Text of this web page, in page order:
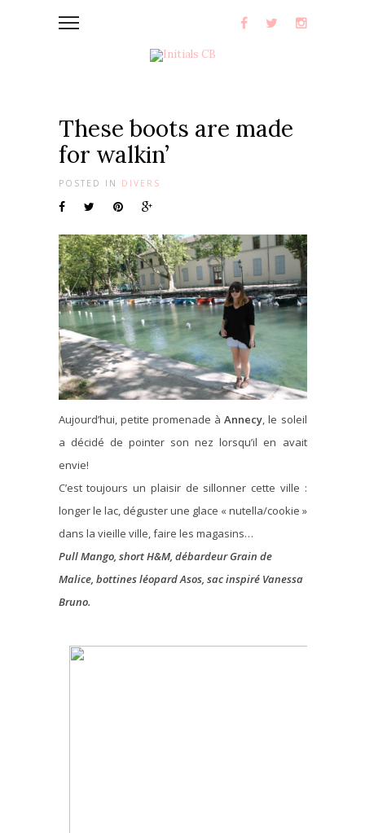
These boots are made
for walkin’
POSTED IN DIVERS
Aujourd’hui, petite promenade à Annecy, le soleil
a décidé de pointer son nez lorsqu’il en avait
envie!
C’est toujours un plaisir de sillonner cette ville :
longer le lac, déguster une glace « nutella/cookie »
dans la vieille ville, faire les magasins…
Pull Mango, short H&M, débardeur Grain de
Malice, bottines léopard Asos, sac inspiré Vanessa
Bruno.